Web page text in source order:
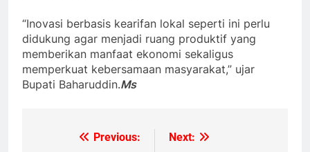
“Inovasi berbasis kearifan lokal seperti ini perlu
didukung agar menjadi ruang produktif yang
memberikan manfaat ekonomi sekaligus
memperkuat kebersamaan masyarakat,” ujar
Bupati Baharuddin.Ms
NavigasiPrevious:
Next: